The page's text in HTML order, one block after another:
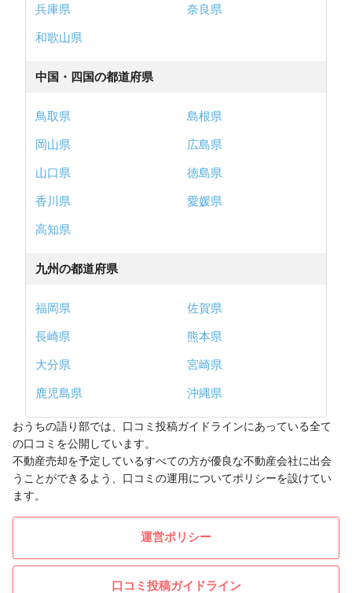
兵庫県
奈良県
和歌山県
中国・四国の都道府県
鳥取県
島根県
岡山県
広島県
山口県
徳島県
香川県
愛媛県
高知県
九州の都道府県
福岡県
佐賀県
長崎県
熊本県
大分県
宮崎県
鹿児島県
沖縄県
おうちの語り部では、口コミ投稿ガイドラインにあっている全て
の口コミを公開しています。
不動産売却を予定しているすべての方が優良な不動産会社に出会
うことができるよう、口コミの運用についてポリシーを設けてい
ます。
運営ポリシー
口コミ投稿ガイドライン